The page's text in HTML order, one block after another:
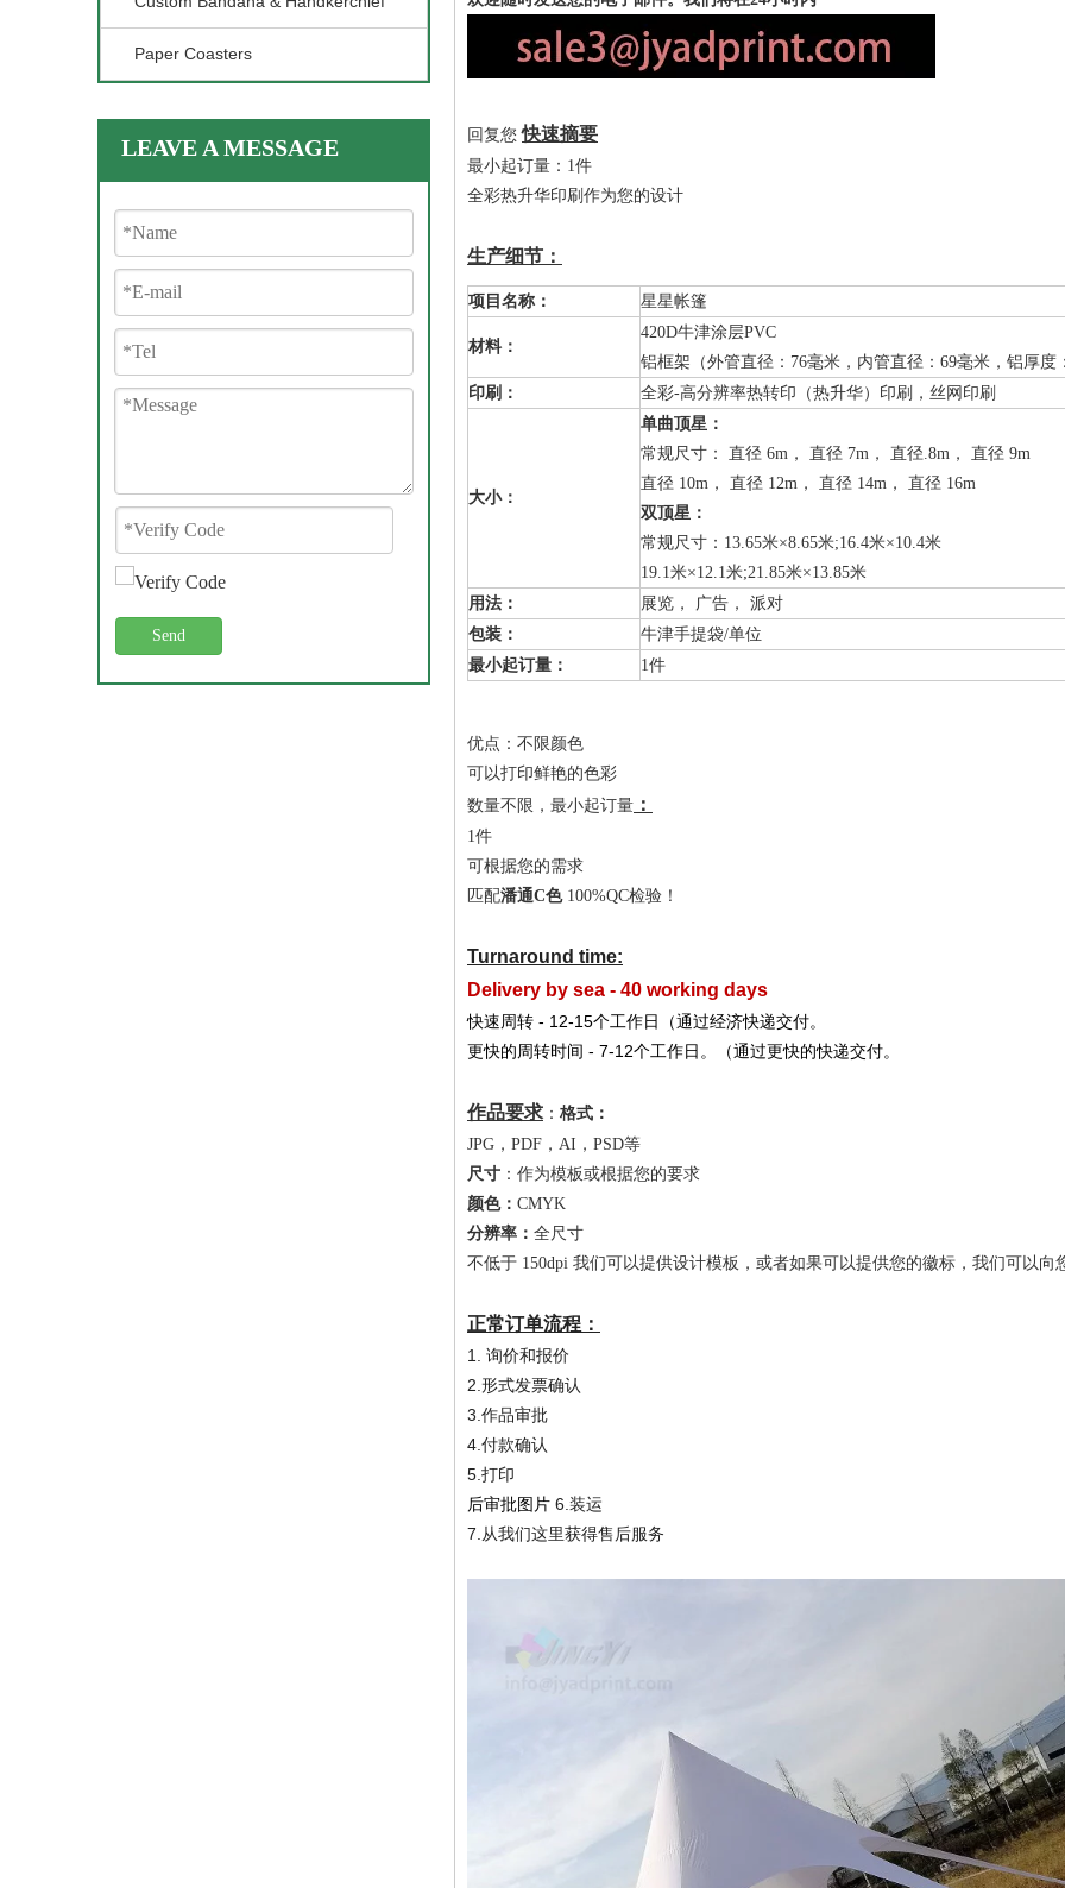
Paper Coasters
LEAVE A MESSAGE
Send
回复您快速摘要
最小起订量：1件
全彩热升华印刷作为您的设计
生产细节：
项目名称： 星星帐篷
材料：
420D牛津涂层PVC
铝框架（外管直径：76毫米，内管直径：69毫米，铝厚度
印刷：
全彩-高分辨率热转印（热升华）印刷，丝网印刷
大小：
单曲顶星：
常规尺寸： 直径 6m， 直径 7m， 直径.8m， 直径 9m
直径 10m， 直径 12m， 直径 14m， 直径 16m
双顶星：
常规尺寸：13.65米×8.65米;16.4米×10.4米
19.1米×12.1米;21.85米×13.85米
用法：
展览， 广告， 派对
包装：
牛津手提袋/单位
最小起订量：
1件
优点：不限颜色
可以打印鲜艳的色彩
数量不限，最小起订量 ：
1件
可根据您的需求
匹配潘通C色100%QC检验！
Turnaround time:
Delivery by sea - 40 working days
快速周转 - 12-15个工作日（通过经济快递交付。
更快的周转时间 - 7-12个工作日。（通过更快的快递交付。
作品要求 ： 格式：
JPG，PDF，AI，PSD等
尺寸 ：作为模板或根据您的要求
颜色： CMYK
分辨率： 全尺寸
不低于 150dpi 我们可以提供设计模板，或者如果可以提供您的徽标，我们可以向
正常订单流程：
1. 询价和报价
2.形式发票确认
3.作品审批
4.付款确认
5.打印
后审批图片 6.装运
7.从我们这里获得售后服务